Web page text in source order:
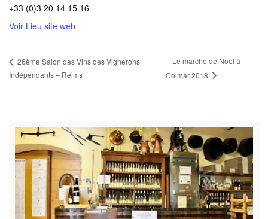
+33 (0)3 20 14 15 16
Voir Lieu site web
26ème Salon des Vins des Vignerons
Indépendants – Reims
Le marché de Noel à
Colmar 2018